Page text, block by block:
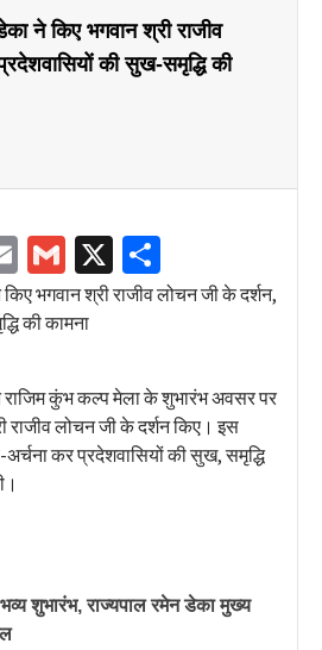
ने किए भगवान श्री राजीव
की सुख-समृद्धि की
EmailGmail
X
भगवान श्री राजीव लोचन जी के दर्शन,
की कामना
राजिम कुंभ कल्प मेला के शुभारंभ अवसर पर
राजीव लोचन जी के दर्शन किए। इस
अर्चना कर प्रदेशवासियों की सुख, समृद्धि
शुभारंभ, राज्यपाल रमेन डेका मुख्य